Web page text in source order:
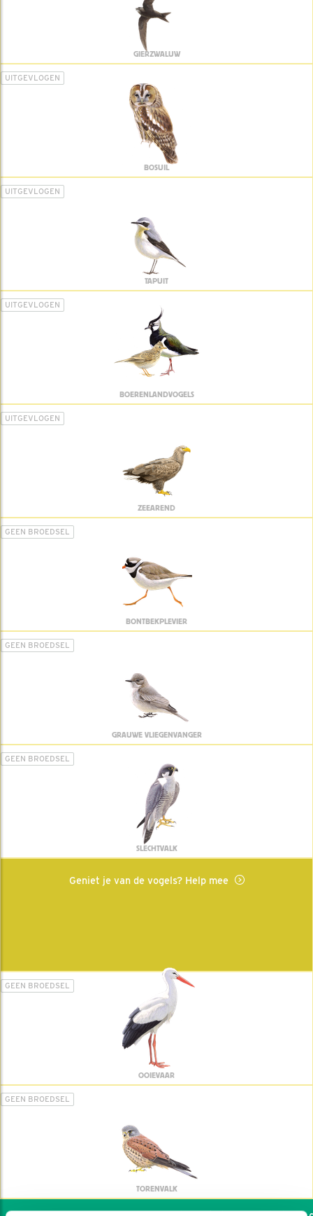
GIERZWALUW
UITGEVLOGEN
BOSUIL
UITGEVLOGEN
TAPUIT
UITGEVLOGEN
BOERENLANDVOGELS
UITGEVLOGEN
ZEEAREND
GEEN BROEDSEL
BONTBEKPLEVIER
GEEN BROEDSEL
GRAUWE VLIEGENVANGER
GEEN BROEDSEL
SLECHTVALK
Geniet je van de vogels? Help mee
GEEN BROEDSEL
OOIEVAAR
GEEN BROEDSEL
TORENVALK